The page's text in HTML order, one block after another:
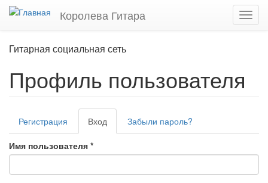
Перейти
Королева Гитара
Гитарная социальная сеть
Профиль пользователя
Главные
вкладки
Регистрация Вход (активная
вкладка)
Забыли пароль?
Имя пользователя *